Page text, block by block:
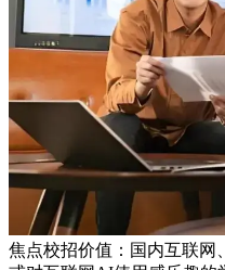
焦点校招价值：国内互联网